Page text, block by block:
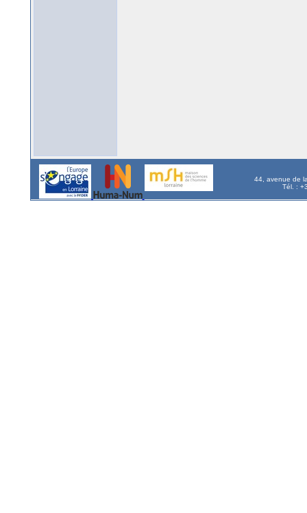
44, avenue de
Tél. :